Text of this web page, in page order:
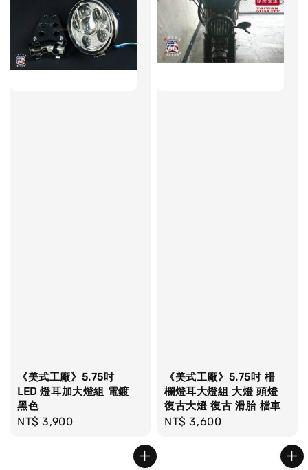
《美式工廠》5.75吋
LED 燈耳加大燈組 電鍍
黑色
Regular
NT$ 3,900
《美式工廠》5.75吋 柵
欄燈耳大燈組 大燈 頭燈
復古大燈 復古 滑胎 檔車
Regular
NT$ 3,600